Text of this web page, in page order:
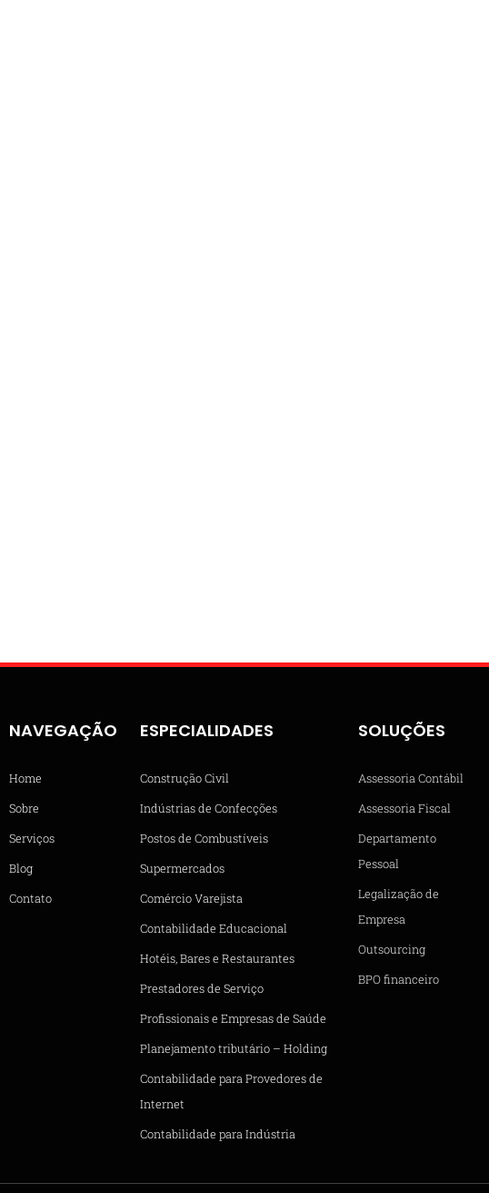
NAVEGAÇÃO
Home
Sobre
Serviços
Blog
Contato
ESPECIALIDADES
Construção Civil
Indústrias de Confecções
Postos de Combustíveis
Supermercados
Comércio Varejista
Contabilidade Educacional
Hotéis, Bares e Restaurantes
Prestadores de Serviço
Profissionais e Empresas de Saúde
Planejamento tributário – Holding
Contabilidade para Provedores de
Internet
Contabilidade para Indústria
SOLUÇÕES
Assessoria Contábil
Assessoria Fiscal
Departamento
Pessoal
Legalização de
Empresa
Outsourcing
BPO financeiro